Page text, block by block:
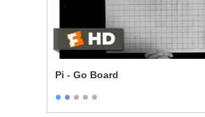
Pi - Go Board